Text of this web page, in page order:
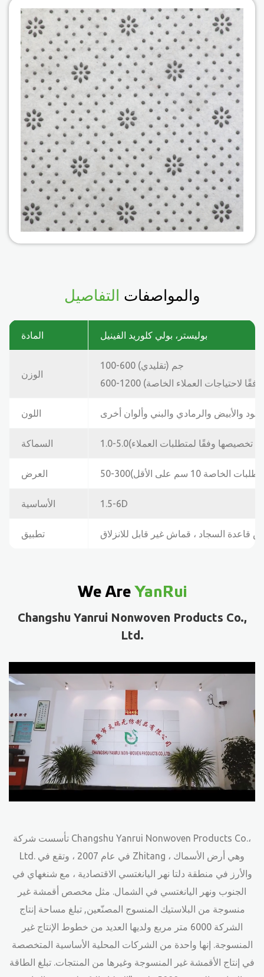
والمواصفات التفاصيل
المادة بوليستر، بولي كلوريد الفينيل
الوزن
100-600 جم (تقليدي)
600-1200 لاحتياجات العملاء الخاصة)
اللون والأبيض والرمادي والبني وألوان أخرى
السماكة (يمكن تخصيصها وفقًا لمتطلبات العملاء)
العرض 10 سم على الأقل)
الأساسية 1.5-6D
تطبيق قاعدة السجاد ، قماش غير قابل للانزلاق
We AreYanRui
Changshu Yanrui Nonwoven Products Co.,
Ltd.
تأسست شركة Changshu Yanrui Nonwoven Products Co.،
Ltd. في عام 2007 ، وتقع في Zhitang ، وهي أرض الأسماك
والأرز في منطقة دلتا نهر اليانغتسي الاقتصادية ، مع شنغهاي في
الجنوب ونهر اليانغتسي في الشمال. مثل مخصص أقمشة غير
منسوجة من البلاستيك المنسوج المصنّعين, تبلغ مساحة إنتاج
الشركة 6000 متر مربع ولديها العديد من خطوط الإنتاج غير
المنسوجة. إنها واحدة من الشركات المحلية الأساسية المتخصصة
في إنتاج الأقمشة غير المنسوجة وغيرها من المنتجات. تبلغ الطاقة